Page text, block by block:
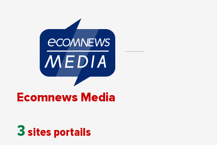
Ecomnews Media
3 sites portails